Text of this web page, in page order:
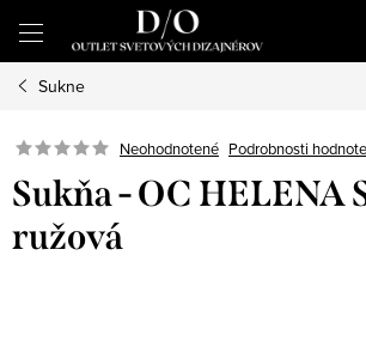
obsah
Sukne
Neohodnotené Podrobnosti
Sukňa - OC HELENA
ružová